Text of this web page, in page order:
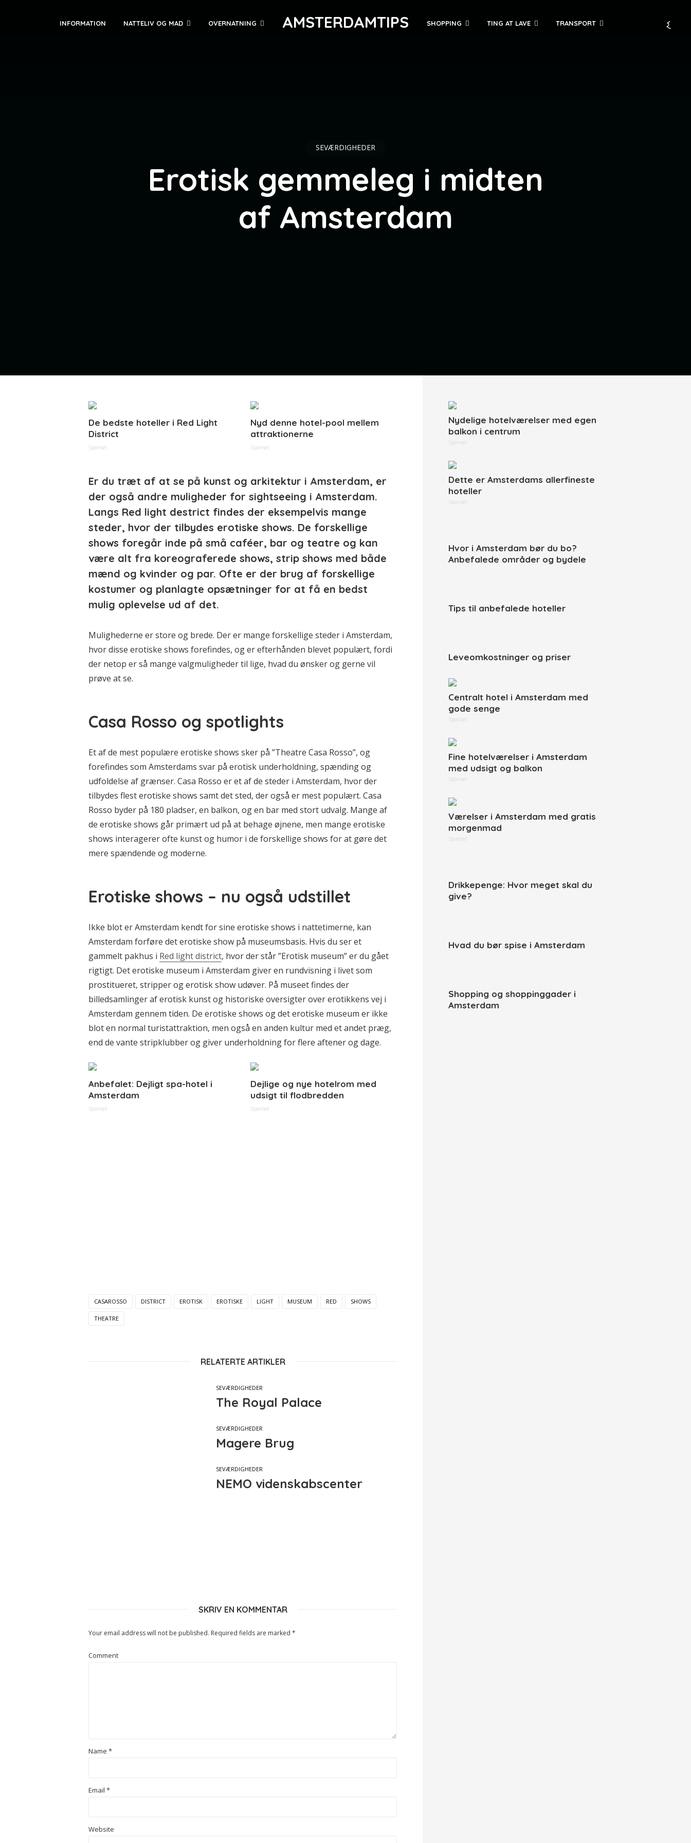
INFORMATION NATTELIV OG MAD OVERNATNING AMSTERDAMTIPS SHOPPING TING AT LAVE TRANSPORT
SEVÆRDIGHEDER
Erotisk gemmeleg i midten
af Amsterdam
De bedste hoteller i Red Light
District
Sponset
Nyd denne hotel-pool mellem
attraktionerne
Sponset
Er du træt af at se på kunst og arkitektur i Amsterdam, er
der også andre muligheder for sightseeing i Amsterdam.
Langs Red light destrict findes der eksempelvis mange
steder, hvor der tilbydes erotiske shows. De forskellige
shows foregår inde på små caféer, bar og teatre og kan
være alt fra koreograferede shows, strip shows med både
mænd og kvinder og par. Ofte er der brug af forskellige
kostumer og planlagte opsætninger for at få en bedst
mulig oplevelse ud af det.
Mulighederne er store og brede. Der er mange forskellige steder i Amsterdam,
hvor disse erotiske shows forefindes, og er efterhånden blevet populært, fordi
der netop er så mange valgmuligheder til lige, hvad du ønsker og gerne vil
prøve at se.
Casa Rosso og spotlights
Et af de mest populære erotiske shows sker på ”Theatre Casa Rosso”, og
forefindes som Amsterdams svar på erotisk underholdning, spænding og
udfoldelse af grænser. Casa Rosso er et af de steder i Amsterdam, hvor der
tilbydes flest erotiske shows samt det sted, der også er mest populært. Casa
Rosso byder på 180 pladser, en balkon, og en bar med stort udvalg. Mange af
de erotiske shows går primært ud på at behage øjnene, men mange erotiske
shows interagerer ofte kunst og humor i de forskellige shows for at gøre det
mere spændende og moderne.
Erotiske shows – nu også udstillet
Ikke blot er Amsterdam kendt for sine erotiske shows i nattetimerne, kan
Amsterdam forføre det erotiske show på museumsbasis. Hvis du ser et
gammelt pakhus i Red light district, hvor der står ”Erotisk museum” er du gået
rigtigt. Det erotiske museum i Amsterdam giver en rundvisning i livet som
prostitueret, stripper og erotisk show udøver. På museet findes der
billedsamlinger af erotisk kunst og historiske oversigter over erotikkens vej i
Amsterdam gennem tiden. De erotiske shows og det erotiske museum er ikke
blot en normal turistattraktion, men også en anden kultur med et andet præg,
end de vante stripklubber og giver underholdning for flere aftener og dage.
Anbefalet: Dejligt spa-hotel i
Amsterdam
Sponset
Dejlige og nye hotelrom med
udsigt til flodbredden
Sponset
CASAROSSO DISTRICT EROTISK EROTISKE LIGHT MUSEUM RED SHOWS
THEATRE
RELATERTE ARTIKLER
SEVÆRDIGHEDER
The Royal Palace
SEVÆRDIGHEDER
Magere Brug
SEVÆRDIGHEDER
NEMO videnskabscenter
SKRIV EN KOMMENTAR
Your email address will not be published. Required fields are marked *
Comment
Name *
Email *
Website
Nydelige hotelværelser med egen
balkon i centrum
Sponset
Dette er Amsterdams allerfineste
hoteller
Sponset
Hvor i Amsterdam bør du bo?
Anbefalede områder og bydele
Tips til anbefalede hoteller
Leveomkostninger og priser
Centralt hotel i Amsterdam med
gode senge
Sponset
Fine hotelværelser i Amsterdam
med udsigt og balkon
Sponset
Værelser i Amsterdam med gratis
morgenmad
Sponset
Drikkepenge: Hvor meget skal du
give?
Hvad du bør spise i Amsterdam
Shopping og shoppinggader i
Amsterdam